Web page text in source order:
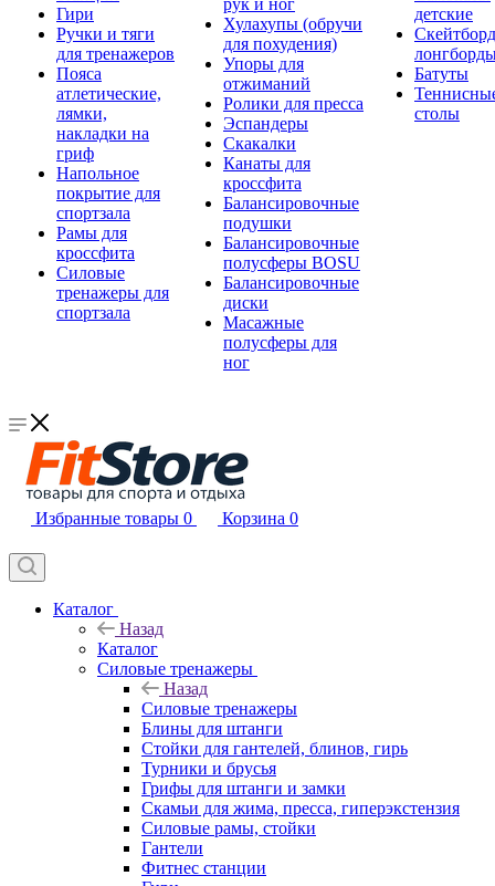
Гири
Ручки и тяги
для тренажеров
Пояса
атлетические,
лямки,
накладки на
гриф
Напольное
покрытие для
спортзала
Рамы для
кроссфита
Силовые
тренажеры для
спортзала
рук и ног
Хулахупы (обручи
для похудения)
Упоры для
отжиманий
Ролики для пресса
Эспандеры
Скакалки
Канаты для
кроссфита
Балансировочные
подушки
Балансировочные
полусферы BOSU
Балансировочные
диски
Масажные
полусферы для
ног
детские
Батуты
столы
Избранные товары 0 Корзина 0
Каталог
Назад
Каталог
Силовые тренажеры
Назад
Силовые тренажеры
Блины для штанги
Стойки для гантелей, блинов, гирь
Турники и брусья
Грифы для штанги и замки
Скамьи для жима, пресса, гиперэкстензия
Силовые рамы, стойки
Гантели
Фитнес станции